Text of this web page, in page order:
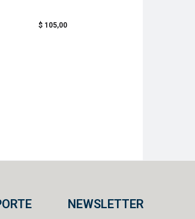
$ 105,00
NEWSLETTER